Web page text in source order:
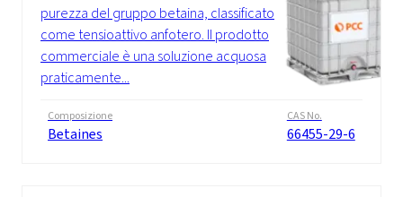
purezza del gruppo betaina, classificato
come tensioattivo anfotero. Il prodotto
commerciale è una soluzione acquosa
praticamente...
Composizione
Betaines
CAS No.
66455-29-6